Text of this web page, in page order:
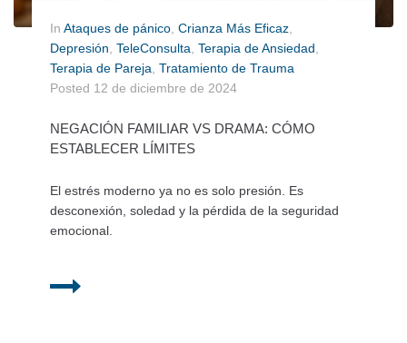
In Ataques de pánico, Crianza Más Eficaz,
Depresión, TeleConsulta, Terapia de Ansiedad,
Terapia de Pareja, Tratamiento de Trauma
Posted 12 de diciembre de 2024
NEGACIÓN FAMILIAR VS DRAMA: CÓMO
ESTABLECER LÍMITES
El estrés moderno ya no es solo presión. Es
desconexión, soledad y la pérdida de la seguridad
emocional.